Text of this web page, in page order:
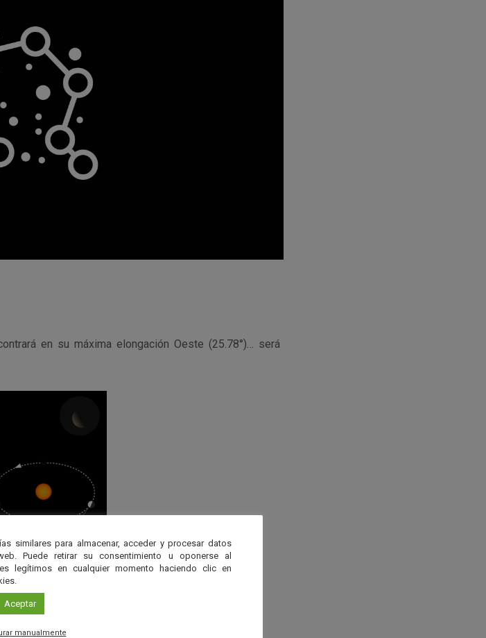
en su máxima elongación Oeste (25.78°)… será
similares para almacenar, acceder y procesar datos
Puede retirar su consentimiento u oponerse al
legítimos en cualquier momento haciendo clic en
Aceptar
manualmente